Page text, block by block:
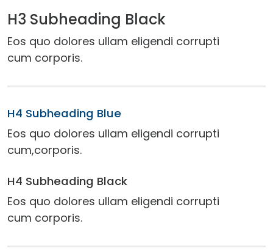
H3 Subheading Black
Eos quo dolores ullam eligendi corrupti
cum corporis.
H4 Subheading Blue
Eos quo dolores ullam eligendi corrupti
cum,corporis.
H4 Subheading Black
Eos quo dolores ullam eligendi corrupti
cum corporis.